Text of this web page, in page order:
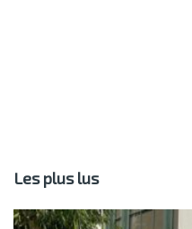
Les plus lus